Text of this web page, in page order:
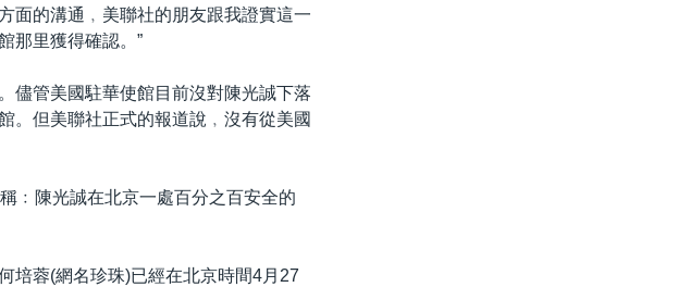
面的溝通﹐美聯社的朋友跟我證實這一
那里獲得確認。”
儘管美國駐華使館目前沒對陳光誠下落
。但美聯社正式的報道說﹐沒有從美國
﹕陳光誠在北京一處百分之百安全的
培蓉(網名珍珠)已經在北京時間4月27